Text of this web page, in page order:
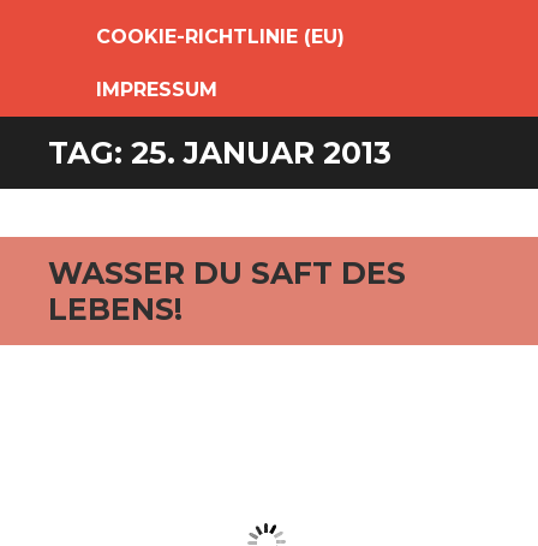
COOKIE-RICHTLINIE (EU)
IMPRESSUM
TAG: 25. JANUAR 2013
WASSER DU SAFT DES
LEBENS!